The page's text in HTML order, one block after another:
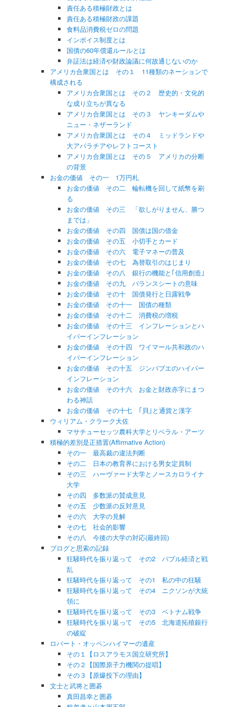
責任ある積極財政とは
責任ある積極財政の課題
食料品消費税ゼロの問題
インボイス制度とは
国債の60年償還ルールとは
弁証法は経済や財政論議に何故通じないのか
アメリカ合衆国とは その１ 11種類のネーションで
構成される
アメリカ合衆国とは その２ 歴史的・文化的
な成り立ちが異なる
アメリカ合衆国とは その３ ヤンキーダムや
ニュー・ネザーランド
アメリカ合衆国とは その４ ミッドランドや
大アパラチアやレフトコースト
アメリカ合衆国とは その５ アメリカの分断
の背景
お金の価値 その一 1万円札
お金の価値 その二 輪転機を回して紙幣を刷
る
お金の価値 その三 「欲しがりません、勝つ
までは」
お金の価値 その四 国債は国の借金
お金の価値 その五 小切手とカード
お金の価値 その六 電子マネーの普及
お金の価値 その七 為替取引のはじまり
お金の価値 その八 銀行の機能と｢信用創造｣
お金の価値 その九 バランスシートの意味
お金の価値 その十 国債発行と日露戦争
お金の価値 その十一 国債の種類
お金の価値 その十二 消費税の増税
お金の価値 その十三 インフレーションとハ
イパーインフレーション
お金の価値 その十四 ワイマール共和政のハ
イパーインフレーション
お金の価値 その十五 ジンバブエのハイパー
インフレーション
お金の価値 その十六 お金と財政赤字にまつ
わる神話
お金の価値 その十七 ｢貝｣と通貨と漢字
ウィリアム・クラーク大佐
マサチューセッツ農科大学とリベラル・アーツ
積極的差別是正措置(Affirmative Action)
その一 最高裁の違法判断
その二 日本の教育界における男女定員制
その三 ハーヴァード大学とノースカロライナ
大学
その四 多数派の賛成意見
その五 少数派の反対意見
その六 大学の見解
その七 社会的影響
その八 今後の大学の対応(最終回)
ブログと思索の記録
狂騒時代を振り返って その2 バブル経済と戦
乱
狂騒時代を振り返って その1 私の中の狂騒
狂騒時代を振り返って その4 ニクソンが大統
領に
狂騒時代を振り返って その3 ベトナム戦争
狂騒時代を振り返って その5 北海道拓殖銀行
の破綻
ロバート・オッペンハイマーの遺産
その１【ロスアラモス国立研究所】
その２【国際原子力機関の提唱】
その３【原爆投下の理由】
文士と武将と囲碁
真田昌幸と囲碁